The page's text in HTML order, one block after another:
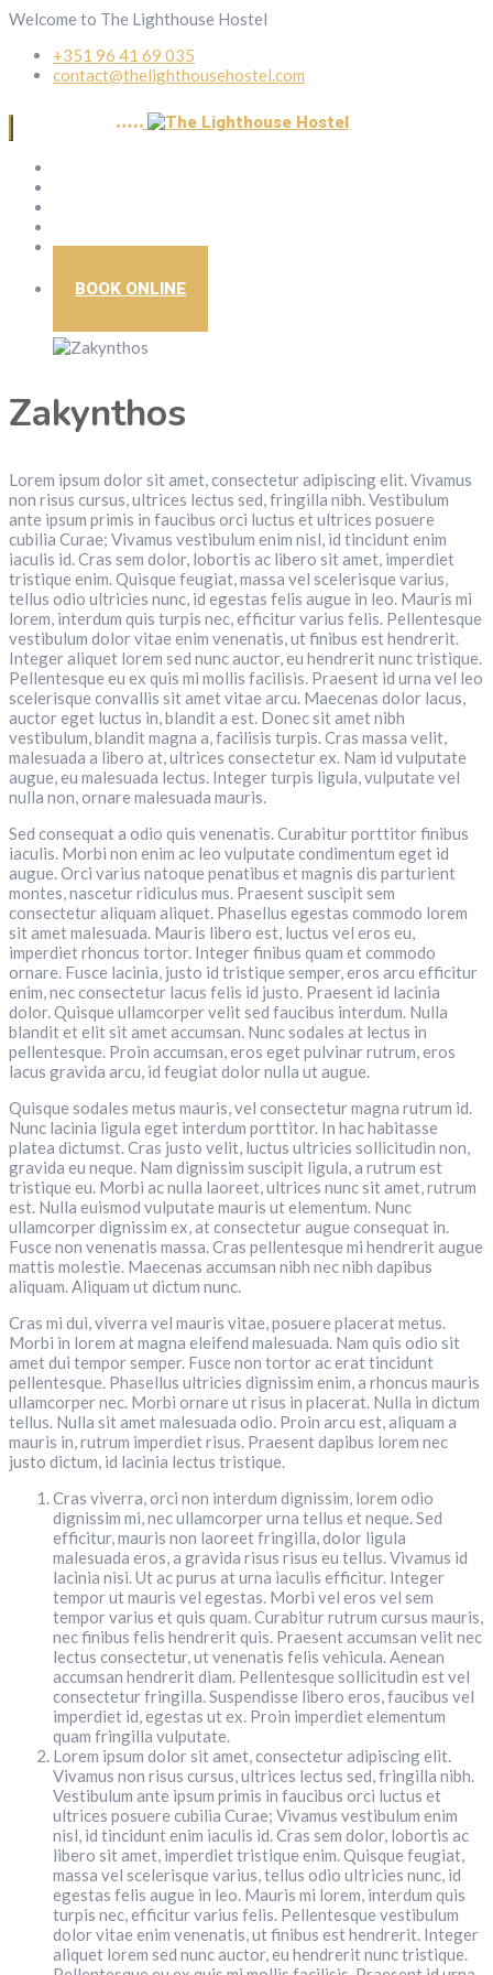
Welcome to The Lighthouse Hostel
+351 96 41 69 035
contact@thelighthousehostel.com
Contact us
BOOK ONLINE
Zakynthos
Lorem ipsum dolor sit amet, consectetur adipiscing elit. Vivamus
non risus cursus, ultrices lectus sed, fringilla nibh. Vestibulum
ante ipsum primis in faucibus orci luctus et ultrices posuere
cubilia Curae; Vivamus vestibulum enim nisl, id tincidunt enim
iaculis id. Cras sem dolor, lobortis ac libero sit amet, imperdiet
tristique enim. Quisque feugiat, massa vel scelerisque varius,
tellus odio ultricies nunc, id egestas felis augue in leo. Mauris mi
lorem, interdum quis turpis nec, efficitur varius felis. Pellentesque
vestibulum dolor vitae enim venenatis, ut finibus est hendrerit.
Integer aliquet lorem sed nunc auctor, eu hendrerit nunc tristique.
Pellentesque eu ex quis mi mollis facilisis. Praesent id urna vel leo
scelerisque convallis sit amet vitae arcu. Maecenas dolor lacus,
auctor eget luctus in, blandit a est. Donec sit amet nibh
vestibulum, blandit magna a, facilisis turpis. Cras massa velit,
malesuada a libero at, ultrices consectetur ex. Nam id vulputate
augue, eu malesuada lectus. Integer turpis ligula, vulputate vel
nulla non, ornare malesuada mauris.
Sed consequat a odio quis venenatis. Curabitur porttitor finibus
iaculis. Morbi non enim ac leo vulputate condimentum eget id
augue. Orci varius natoque penatibus et magnis dis parturient
montes, nascetur ridiculus mus. Praesent suscipit sem
consectetur aliquam aliquet. Phasellus egestas commodo lorem
sit amet malesuada. Mauris libero est, luctus vel eros eu,
imperdiet rhoncus tortor. Integer finibus quam et commodo
ornare. Fusce lacinia, justo id tristique semper, eros arcu efficitur
enim, nec consectetur lacus felis id justo. Praesent id lacinia
dolor. Quisque ullamcorper velit sed faucibus interdum. Nulla
blandit et elit sit amet accumsan. Nunc sodales at lectus in
pellentesque. Proin accumsan, eros eget pulvinar rutrum, eros
lacus gravida arcu, id feugiat dolor nulla ut augue.
Quisque sodales metus mauris, vel consectetur magna rutrum id.
Nunc lacinia ligula eget interdum porttitor. In hac habitasse
platea dictumst. Cras justo velit, luctus ultricies sollicitudin non,
gravida eu neque. Nam dignissim suscipit ligula, a rutrum est
tristique eu. Morbi ac nulla laoreet, ultrices nunc sit amet, rutrum
est. Nulla euismod vulputate mauris ut elementum. Nunc
ullamcorper dignissim ex, at consectetur augue consequat in.
Fusce non venenatis massa. Cras pellentesque mi hendrerit augue
mattis molestie. Maecenas accumsan nibh nec nibh dapibus
aliquam. Aliquam ut dictum nunc.
Cras mi dui, viverra vel mauris vitae, posuere placerat metus.
Morbi in lorem at magna eleifend malesuada. Nam quis odio sit
amet dui tempor semper. Fusce non tortor ac erat tincidunt
pellentesque. Phasellus ultricies dignissim enim, a rhoncus mauris
ullamcorper nec. Morbi ornare ut risus in placerat. Nulla in dictum
tellus. Nulla sit amet malesuada odio. Proin arcu est, aliquam a
mauris in, rutrum imperdiet risus. Praesent dapibus lorem nec
justo dictum, id lacinia lectus tristique.
Cras viverra, orci non interdum dignissim, lorem odio
dignissim mi, nec ullamcorper urna tellus et neque. Sed
efficitur, mauris non laoreet fringilla, dolor ligula
malesuada eros, a gravida risus risus eu tellus. Vivamus id
lacinia nisi. Ut ac purus at urna iaculis efficitur. Integer
tempor ut mauris vel egestas. Morbi vel eros vel sem
tempor varius et quis quam. Curabitur rutrum cursus mauris,
nec finibus felis hendrerit quis. Praesent accumsan velit nec
lectus consectetur, ut venenatis felis vehicula. Aenean
accumsan hendrerit diam. Pellentesque sollicitudin est vel
consectetur fringilla. Suspendisse libero eros, faucibus vel
imperdiet id, egestas ut ex. Proin imperdiet elementum
quam fringilla vulputate.
Lorem ipsum dolor sit amet, consectetur adipiscing elit.
Vivamus non risus cursus, ultrices lectus sed, fringilla nibh.
Vestibulum ante ipsum primis in faucibus orci luctus et
ultrices posuere cubilia Curae; Vivamus vestibulum enim
nisl, id tincidunt enim iaculis id. Cras sem dolor, lobortis ac
libero sit amet, imperdiet tristique enim. Quisque feugiat,
massa vel scelerisque varius, tellus odio ultricies nunc, id
egestas felis augue in leo. Mauris mi lorem, interdum quis
turpis nec, efficitur varius felis. Pellentesque vestibulum
dolor vitae enim venenatis, ut finibus est hendrerit. Integer
aliquet lorem sed nunc auctor, eu hendrerit nunc tristique.